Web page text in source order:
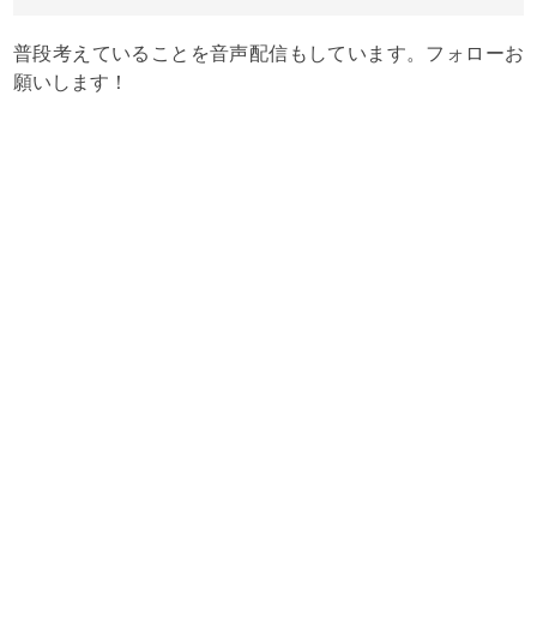
普段考えていることを音声配信もしています。フォローお
願いします！